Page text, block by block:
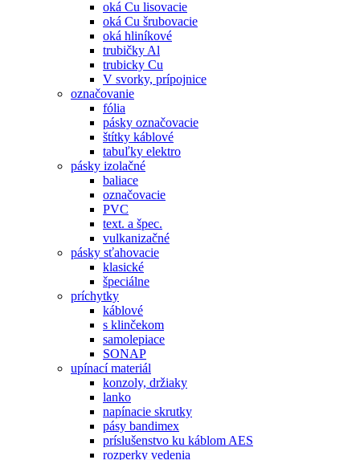
oká Cu lisovacie
oká Cu šrubovacie
oká hliníkové
trubičky Al
trubicky Cu
V svorky, prípojnice
označovanie
fólia
pásky označovacie
štítky káblové
tabuľky elektro
pásky izolačné
baliace
označovacie
PVC
text. a špec.
vulkanizačné
pásky sťahovacie
klasické
špeciálne
príchytky
káblové
s klinčekom
samolepiace
SONAP
upínací materiál
konzoly, držiaky
lanko
napínacie skrutky
pásy bandimex
príslušenstvo ku káblom AES
rozperky vedenia